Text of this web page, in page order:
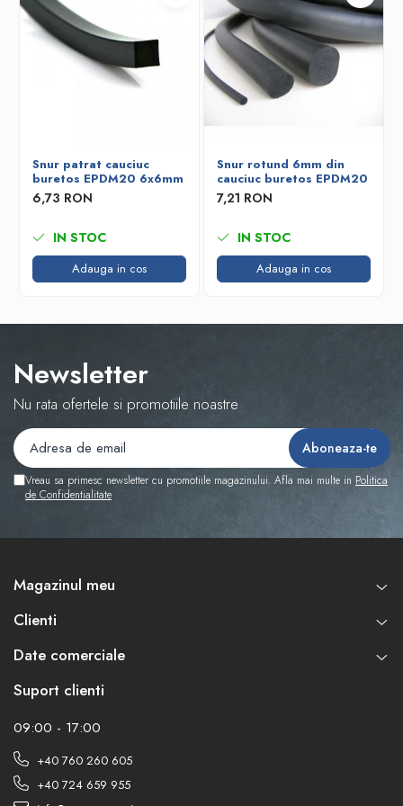
Snur patrat cauciuc
buretos EPDM20 6x6mm
6,73 RON
IN STOC
Adauga in cos
Snur rotund 6mm din
cauciuc buretos EPDM20
7,21 RON
IN STOC
Adauga in cos
Newsletter
Nu rata ofertele si promotiile noastre
Vreau sa primesc newsletter cu promotiile magazinului. Afla mai multe in Politica
de Confidentialitate
Magazinul meu
Clienti
Date comerciale
Suport clienti
09:00 - 17:00
+40 760 260 605
+40 724 659 955